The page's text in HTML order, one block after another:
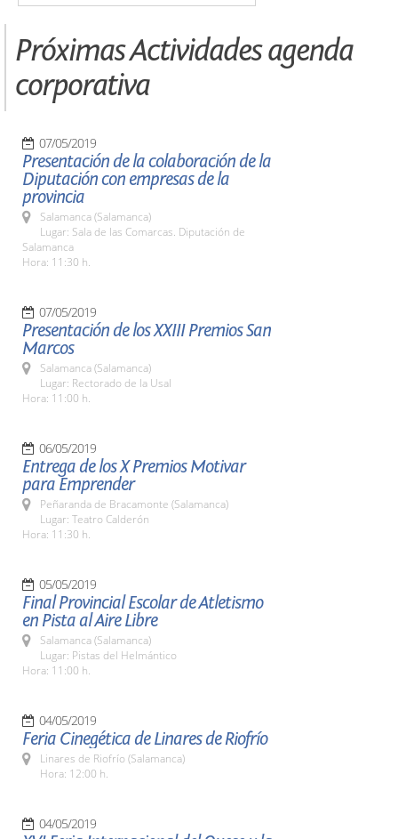
Próximas Actividades agenda
corporativa
07/05/2019
Presentación de la colaboración de la
Diputación con empresas de la
provincia
Salamanca (Salamanca)
Lugar: Sala de las Comarcas. Diputación de
Salamanca
Hora: 11:30 h.
07/05/2019
Presentación de los XXIII Premios San
Marcos
Salamanca (Salamanca)
Lugar: Rectorado de la Usal
Hora: 11:00 h.
06/05/2019
Entrega de los X Premios Motivar
para Emprender
Peñaranda de Bracamonte (Salamanca)
Lugar: Teatro Calderón
Hora: 11:30 h.
05/05/2019
Final Provincial Escolar de Atletismo
en Pista al Aire Libre
Salamanca (Salamanca)
Lugar: Pistas del Helmántico
Hora: 11:00 h.
04/05/2019
Feria Cinegética de Linares de Riofrío
Linares de Riofrío (Salamanca)
Hora: 12:00 h.
04/05/2019